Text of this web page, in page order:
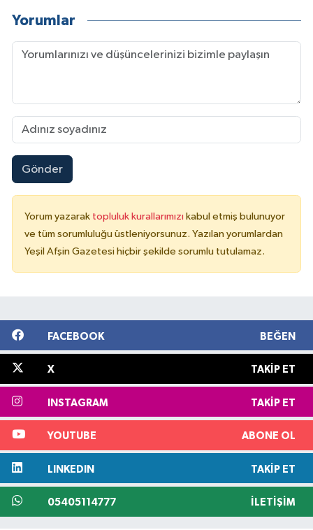
Yorumlar
Gönder
Yorum yazarak topluluk kurallarımızı kabul etmiş bulunuyor
ve tüm sorumluluğu üstleniyorsunuz. Yazılan yorumlardan
Yeşil Afşin Gazetesi hiçbir şekilde sorumlu tutulamaz.
FACEBOOK BEĞEN
X TAKIP ET
INSTAGRAM TAKIP ET
YOUTUBE ABONE OL
LINKEDIN TAKIP ET
05405114777 İLETIŞIM